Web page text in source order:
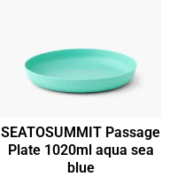
SEATOSUMMIT Passage
Plate 1020ml aqua sea
blue